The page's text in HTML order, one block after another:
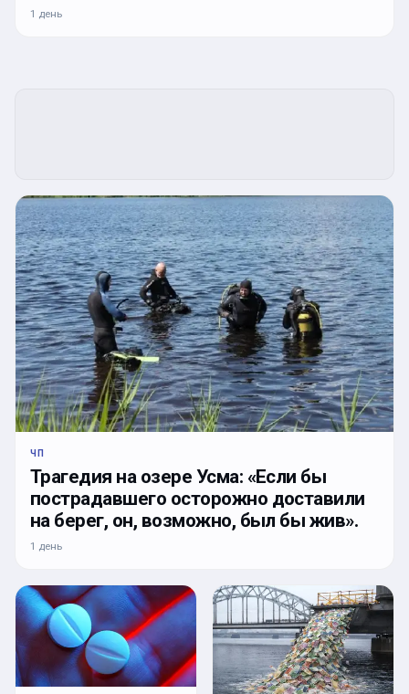
1 день
ЧП
Трагедия на озере Усма: «Если бы
пострадавшего осторожно доставили
на берег, он, возможно, был бы жив».
1 день